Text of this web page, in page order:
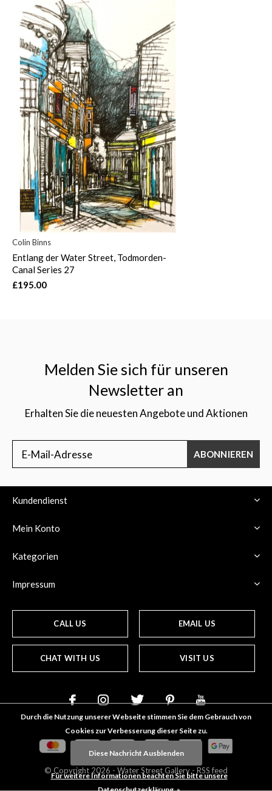
Colin Binns
Entlang der Water Street, Todmorden-
Canal Series 27
£195.00
Melden Sie sich für unseren
Newsletter an
Erhalten Sie die neuesten Angebote und Aktionen
ABONNIEREN
Kundendienst
Mein Konto
Kategorien
Impressum
CALL US EMAIL US
CHAT WITH US VISIT US
© Copyright 2026 - Water Street Gallery- RSS feed
Durch die Nutzung unserer Webseite stimmen Sie dem Gebrauch von
Cookies zur Verbesserung dieser Seite zu.
Diese Nachricht Ausblenden
Für weitere Informationen beachten Sie bitte unsere